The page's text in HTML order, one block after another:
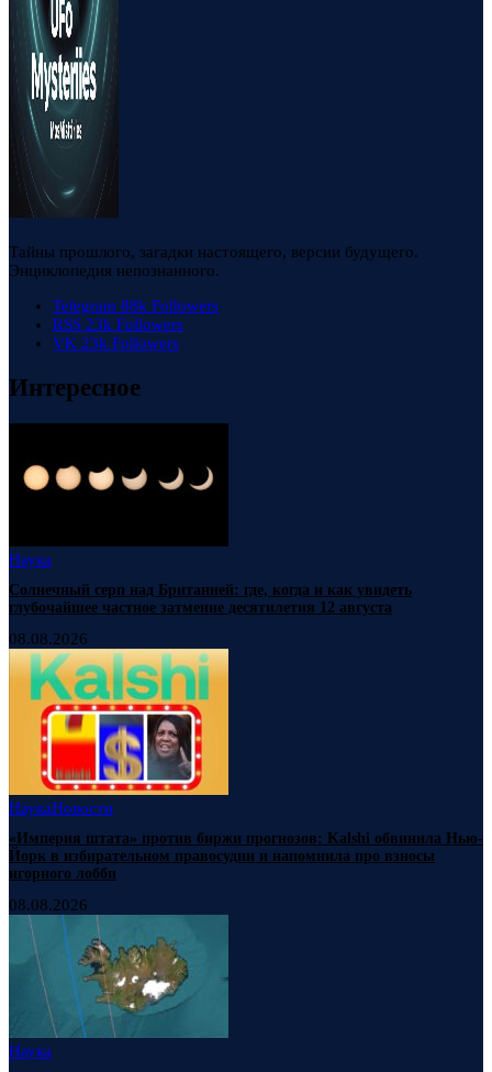
Тайны прошлого, загадки настоящего, версии будущего.
Энциклопедия непознанного.
Telegram 88k Followers
RSS 23k Followers
VK 23k Followers
Интересное
Наука
Солнечный серп над Британией: где, когда и как увидеть
глубочайшее частное затмение десятилетия 12 августа
08.08.2026
НаукаНовости
«Империя штата» против биржи прогнозов: Kalshi обвинила Нью-
Йорк в избирательном правосудии и напомнила про взносы
игорного лобби
08.08.2026
Наука